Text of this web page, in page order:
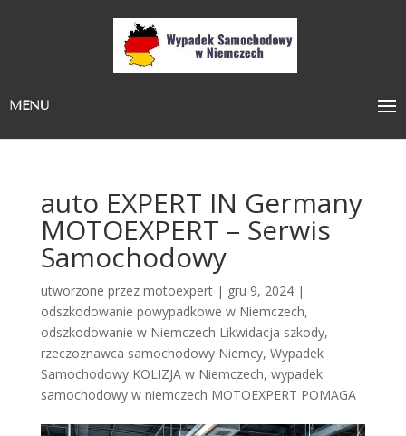
MENU
auto EXPERT IN Germany
MOTOEXPERT – Serwis
Samochodowy
utworzone przez motoexpert| gru 9, 2024|
odszkodowanie powypadkowe w Niemczech,
odszkodowanie w Niemczech Likwidacja szkody,
rzeczoznawca samochodowy Niemcy, Wypadek
Samochodowy KOLIZJA w Niemczech, wypadek
samochodowy w niemczech MOTOEXPERT POMAGA